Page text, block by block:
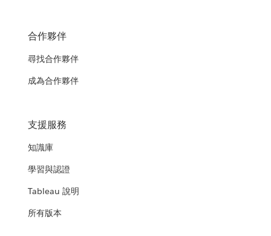
合作夥伴
尋找合作夥伴
成為合作夥伴
支援服務
知識庫
學習與認證
Tableau 說明
所有版本